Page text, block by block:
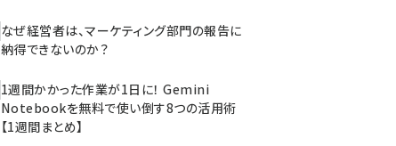
なぜ経営者は、マーケティング部門の報告に
納得できないのか？
1週間かかった作業が1日に！ Gemini
Notebookを無料で使い倒す8つの活用術
【1週間まとめ】